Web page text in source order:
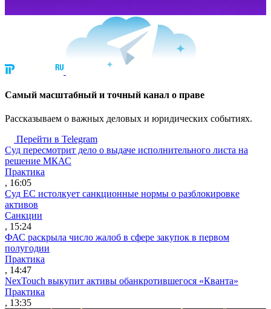
Cамый масштабный и точный канал о праве
Рассказываем о важных деловых и юридических событиях.
Перейти в Telegram
Суд пересмотрит дело о выдаче исполнительного листа на
решение МКАС
Практика
, 16:05
Суд ЕС истолкует санкционные нормы о разблокировке
активов
Санкции
, 15:24
ФАС раскрыла число жалоб в сфере закупок в первом
полугодии
Практика
, 14:47
NexTouch выкупит активы обанкротившегося «Кванта»
Практика
, 13:35